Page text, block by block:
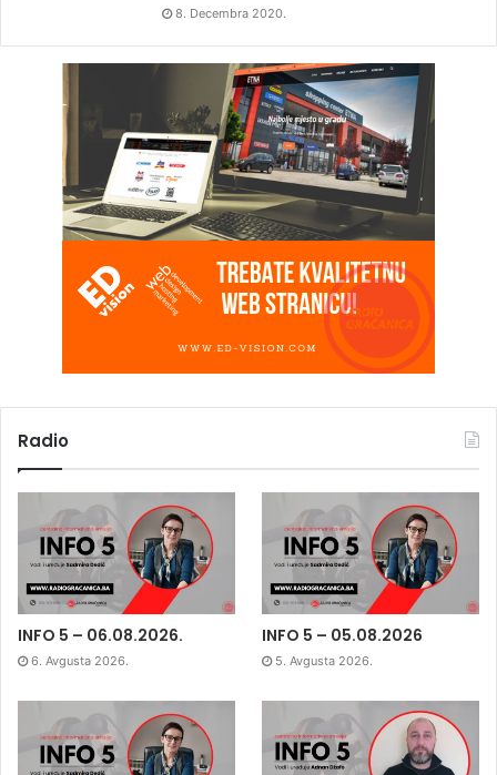
8. Decembra 2020.
Radio
INFO 5 – 06.08.2026.
6. Avgusta 2026.
INFO 5 – 05.08.2026
5. Avgusta 2026.